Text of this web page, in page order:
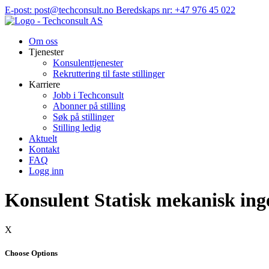
Hopp
til
E-post: post@techconsult.no Beredskaps nr: +47 976 45 022
Om oss
Tjenester
Konsulenttjenester
Rekruttering til faste stillinger
Karriere
Jobb i Techconsult
Abonner på stilling
Søk på stillinger
Stilling ledig
Aktuelt
Kontakt
FAQ
Logg inn
Konsulent Statisk mekanisk
X
Choose Options